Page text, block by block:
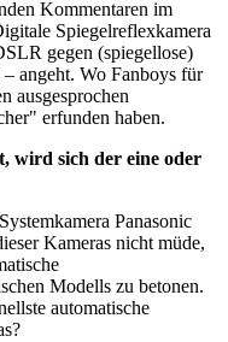
Kommentaren im
Spiegelreflexkamera
gegen (spiegellose)
angeht. Wo Fanboys für
ausgesprochen
erfunden haben.
wird sich der eine oder
Panasonic
Kameras nicht müde,
Modells zu betonen.
automatische